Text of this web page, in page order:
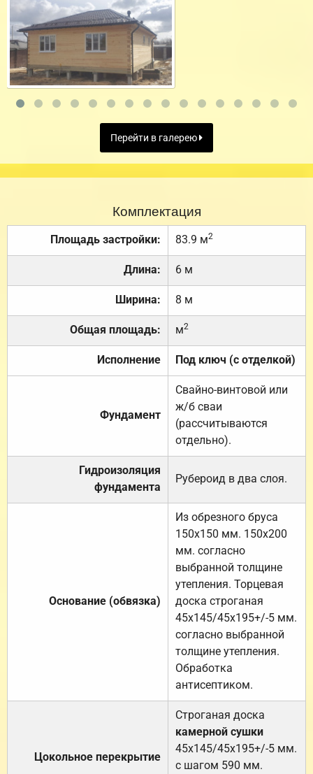
Перейти в галерею
Комплектация
Площадь застройки: 83.9 м2
Длина: 6 м
Ширина: 8 м
Общая площадь: м2
Исполнение Под ключ (с отделкой)
Фундамент
Свайно-винтовой или
ж/б сваи
(рассчитываются
отдельно).
Гидроизоляция
фундамента
Рубероид в два слоя.
Основание (обвязка)
Из обрезного бруса
150х150 мм. 150х200
мм. согласно
выбранной толщине
утепления. Торцевая
доска строганая
45х145/45х195+/-5 мм.
согласно выбранной
толщине утепления.
Обработка
антисептиком.
Цокольное перекрытие
Строганая доска
камерной сушки
45х145/45х195+/-5 мм.
с шагом 590 мм.